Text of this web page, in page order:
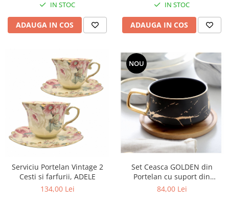
IN STOC
ADAUGA IN COS
IN STOC
ADAUGA IN COS
Serviciu Portelan Vintage 2
Cesti si farfurii, ADELE
134,00 Lei
NOU
Set Ceasca GOLDEN din
Portelan cu suport din
Bambus, pentru cafea si ceai,
84,00 Lei